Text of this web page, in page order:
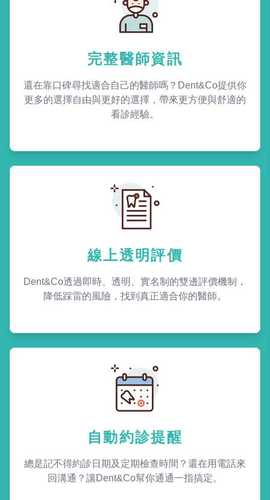
完整醫師資訊
還在靠口碑尋找適合自己的醫師嗎？Dent&Co提供你
更多的選擇自由與更好的選擇，帶來更方便與舒適的
看診經驗。
線上透明評價
Dent&Co透過即時、透明、實名制的雙邊評價機制，
降低踩雷的風險，找到真正適合你的醫師。
自動約診提醒
總是記不得約診日期及定期檢查時間？還在用電話來
回溝通？讓Dent&Co幫你通通一指搞定。